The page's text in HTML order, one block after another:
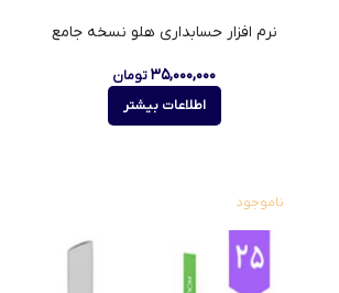
نرم افزار حسابداری هلو نسخه جامع
۳۵,۰۰۰,۰۰۰تومان
اطلاعات بیشتر
ناموجود